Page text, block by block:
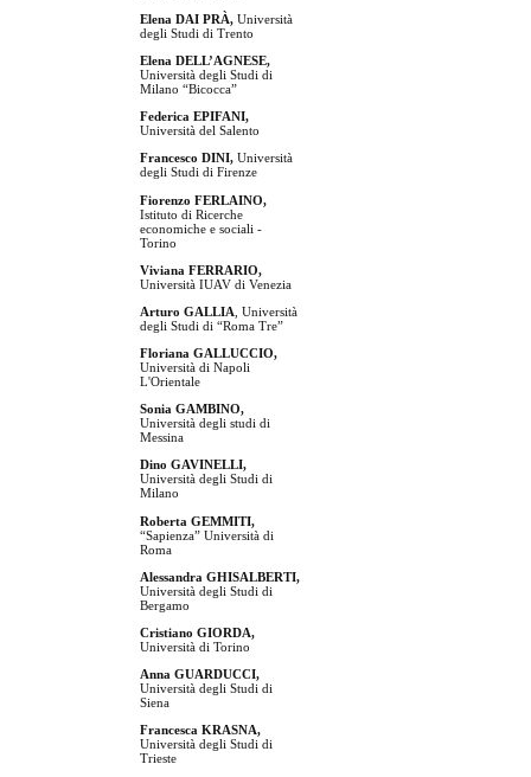
Elena DAI PRÀ, Università
degli Studi di Trento
Elena DELL’AGNESE,
Università degli Studi di
Milano “Bicocca”
Federica EPIFANI,
Università del Salento
Francesco DINI, Università
degli Studi di Firenze
Fiorenzo FERLAINO,
Istituto di Ricerche
economiche e sociali -
Torino
Viviana FERRARIO,
Università IUAV di Venezia
Arturo GALLIA , Università
degli Studi di “Roma Tre”
Floriana GALLUCCIO,
Università di Napoli
L'Orientale
Sonia GAMBINO,
Università degli studi di
Messina
Dino GAVINELLI,
Università degli Studi di
Milano
Roberta GEMMITI,
“Sapienza” Università di
Roma
Alessandra GHISALBERTI,
Università degli Studi di
Bergamo
Cristiano GIORDA,
Università di Torino
Anna GUARDUCCI,
Università degli Studi di
Siena
Francesca KRASNA,
Università degli Studi di
Trieste